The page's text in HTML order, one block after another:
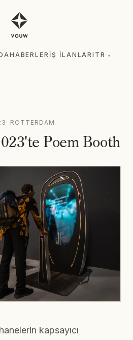
HABERLER İŞ İLANLARI TR ▾
· ROTTERDAM
Poem Booth
kapsayıcı